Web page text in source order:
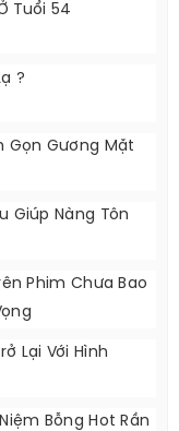
Tuổi 54
?
Gọn Gương Mặt
Giúp Nàng Tôn
Phim Chưa Bao
Lại Với Hình
Bỗng Hot Rần